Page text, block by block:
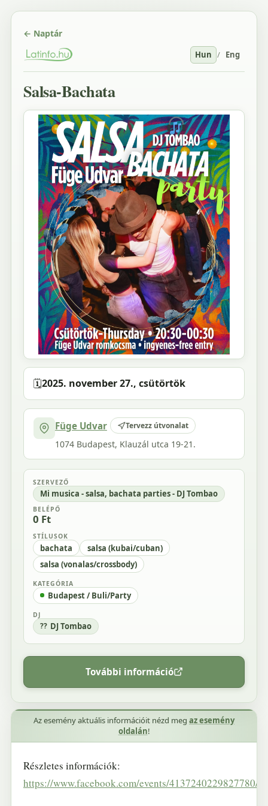
← Naptár
Hun / Eng
Salsa-Bachata
🗓️2025. november 27., csütörtök
Füge Udvar Tervezz útvonalat
1074 Budapest, Klauzál utca 19-21.
SZERVEZŐ
Mi musica - salsa, bachata parties - DJ Tombao
BELÉPŐ
0 Ft
STÍLUSOK
bachata
salsa (kubai/cuban)
salsa (vonalas/crossbody)
KATEGÓRIA
Budapest / Buli/Party
DJ
DJ Tombao
További információ
Az esemény aktuális információit nézd meg az esemény
oldalán!
Részletes információk:
https://www.facebook.com/events/4137240229827780/